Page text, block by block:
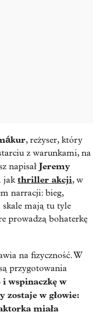
, reżyser, który
z warunkami, na
napisał Jeremy
jakthriller akcji, w
narracji: bieg,
skale mają tu tyle
prowadzą bohaterkę
na fizyczność. W
przygotowania
wspinaczkę w
w głowie:
miała